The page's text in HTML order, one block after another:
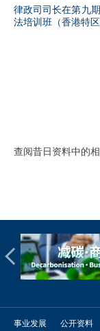
律政司司长在第九
法培训班（香港特
查阅昔日资料中的
事业发展 公开资料